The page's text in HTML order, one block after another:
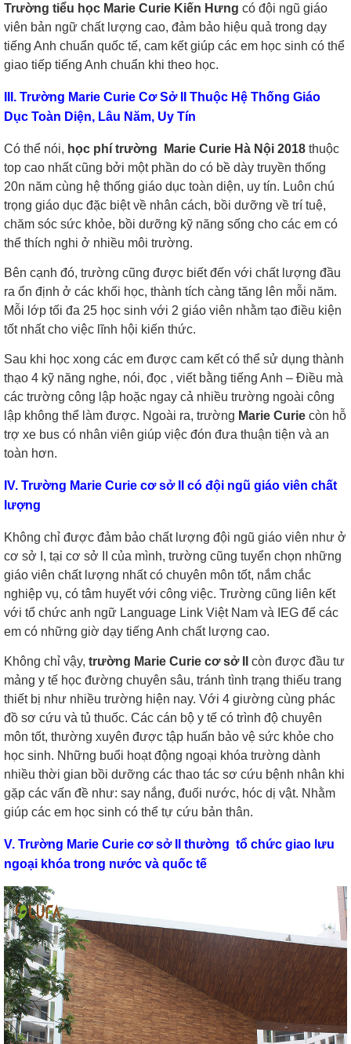
Trường tiểu học Marie Curie Kiến Hưng có đội ngũ giáo
viên bản ngữ chất lượng cao, đảm bảo hiệu quả trong dạy
tiếng Anh chuẩn quốc tế, cam kết giúp các em học sinh có thể
giao tiếp tiếng Anh chuẩn khi theo học.
III. Trường Marie Curie Cơ Sở II Thuộc Hệ Thống Giáo
Dục Toàn Diện, Lâu Năm, Uy Tín
Có thể nói, học phí trường Marie Curie Hà Nội 2018 thuộc
top cao nhất cũng bởi một phần do có bề dày truyền thống
20n năm cùng hệ thống giáo dục toàn diện, uy tín. Luôn chú
trọng giáo dục đặc biệt về nhân cách, bồi dưỡng về trí tuệ,
chăm sóc sức khỏe, bồi dưỡng kỹ năng sống cho các em có
thể thích nghi ở nhiều môi trường.
Bên cạnh đó, trường cũng được biết đến với chất lượng đầu
ra ổn định ở các khối học, thành tích càng tăng lên mỗi năm.
Mỗi lớp tối đa 25 học sinh với 2 giáo viên nhằm tạo điều kiện
tốt nhất cho việc lĩnh hội kiến thức.
Sau khi học xong các em được cam kết có thể sử dụng thành
thạo 4 kỹ năng nghe, nói, đọc , viết bằng tiếng Anh – Điều mà
các trường công lập hoặc ngay cả nhiều trường ngoài công
lập không thể làm được. Ngoài ra, trường Marie Curie còn hỗ
trợ xe bus có nhân viên giúp việc đón đưa thuận tiện và an
toàn hơn.
IV. Trường Marie Curie cơ sở II có đội ngũ giáo viên chất
lượng
Không chỉ được đảm bảo chất lượng đội ngũ giáo viên như ở
cơ sở I, tại cơ sở II của mình, trường cũng tuyển chọn những
giáo viên chất lượng nhất có chuyên môn tốt, nắm chắc
nghiệp vụ, có tâm huyết với công việc. Trường cũng liên kết
với tổ chức anh ngữ Language Link Việt Nam và IEG để các
em có những giờ dạy tiếng Anh chất lượng cao.
Không chỉ vậy, trường Marie Curie cơ sở II
còn được đầu tư
mảng y tế học đường chuyên sâu, tránh tình trạng thiếu trang
thiết bị như nhiều trường hiện nay. Với 4 giường cùng phác
đồ sơ cứu và tủ thuốc. Các cán bộ y tế có trình độ chuyên
môn tốt, thường xuyên được tập huấn bảo vệ sức khỏe cho
học sinh. Những buổi hoạt động ngoại khóa trường dành
nhiều thời gian bồi dưỡng các thao tác sơ cứu bệnh nhân khi
gặp các vấn đề như: say nắng, đuối nước, hóc dị vật. Nhằm
giúp các em học sinh có thể tự cứu bản thân.
V. Trường Marie Curie cơ sở II thường tổ chức giao lưu
ngoại khóa trong nước và quốc tế